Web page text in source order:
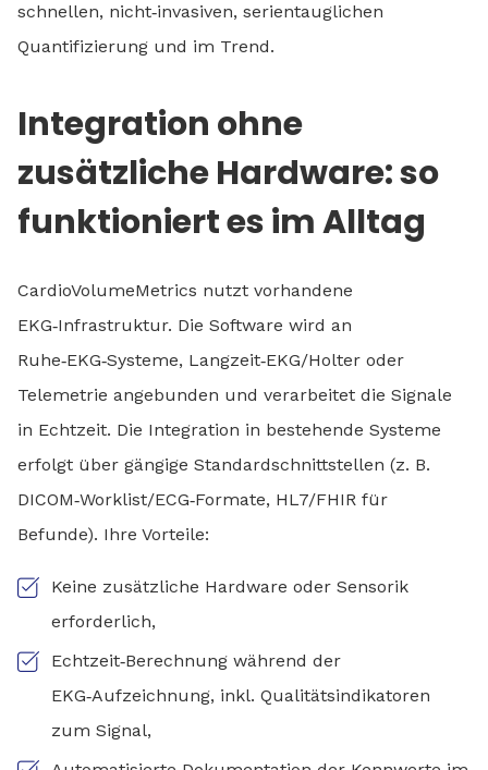
schnellen, nicht‑invasiven, serientauglichen
Quantifizierung und im Trend.
Integration ohne
zusätzliche Hardware: so
funktioniert es im Alltag
CardioVolumeMetrics nutzt vorhandene
EKG‑Infrastruktur. Die Software wird an
Ruhe‑EKG‑Systeme, Langzeit‑EKG/Holter oder
Telemetrie angebunden und verarbeitet die Signale
in Echtzeit. Die Integration in bestehende Systeme
erfolgt über gängige Standardschnittstellen (z. B.
DICOM‑Worklist/ECG‑Formate, HL7/FHIR für
Befunde). Ihre Vorteile:
Keine zusätzliche Hardware oder Sensorik
erforderlich,
Echtzeit‑Berechnung während der
EKG‑Aufzeichnung, inkl. Qualitätsindikatoren
zum Signal,